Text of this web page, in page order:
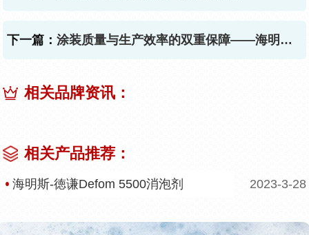
下一篇： 涂装质量与生产效率的双重保障——海明斯DEFOM-5400消泡剂
相关品牌资讯：
相关产品推荐：
海明斯-徳谦Defom 5500消泡剂 2023-3-28